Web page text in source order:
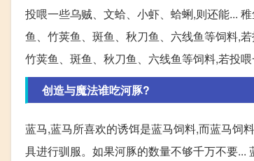
投喂一些乌贼、文蛤、小虾、蛤蜊,则还能...
鱼、竹荚鱼、斑鱼、秋刀鱼、六线鱼等饲料,
竹荚鱼、斑鱼、秋刀鱼、六线鱼等饲料,若投
创造与魔法谁吃河豚?
蓝马,蓝马所喜欢的诱饵是蓝马饲料,而蓝马饲
具进行驯服。如果河豚的数量不够千万不要